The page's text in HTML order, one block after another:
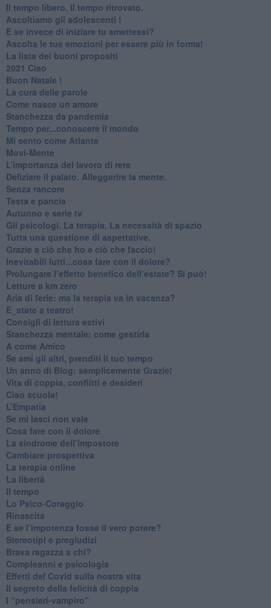
​Il tempo libero. Il tempo ritrovato.
Ascoltiamo gli adolescenti !
​E se invece di iniziare tu smettessi?
​Ascolta le tue emozioni per essere più in forma!
​La lista dei buoni propositi
2021 Ciao
Buon Natale !
​La cura delle parole
​Come nasce un amore
Stanchezza da pandemia
​Tempo per...conoscere il mondo
​Mi sento come Atlante
​Movi-Mente
​L’importanza del lavoro di rete
​Deliziare il palato. Alleggerire la mente.
​Senza rancore
​Testa e pancia
​Autunno e serie tv
​Gli psicologi. La terapia. La necessità di spazio
​Tutta una questione di aspettative.
​Grazie a ciò che ho e ciò che faccio!
​Inevitabili lutti...cosa fare con il dolore?
Prolungare l’effetto benefico dell’estate? Si può!
​Letture a km zero
​Aria di ferie: ma la terapia va in vacanza?
​E_state a teatro!
​Consigli di lettura estivi
​Stanchezza mentale: come gestirla
​A come Amico
​Se ami gli altri, prenditi il tuo tempo
​Un anno di Blog: semplicemente Grazie!
​Vita di coppia, conflitti e desideri
​Ciao scuola!
​L’Empatia
​Se mi lasci non vale
Cosa fare con il dolore
​La sindrome dell’impostore
​Cambiare prospettiva
La terapia online
La libertà
​Il tempo
​Lo Psico-Coraggio
Rinascita
​E se l’impotenza fosse il vero potere?
Stereotipi e pregiudizi
​Brava ragazza a chi?
​Compleanni e psicologia
Effetti del Covid sulla nostra vita
Il segreto della felicità di coppia
​I “pensieri-vampiro”